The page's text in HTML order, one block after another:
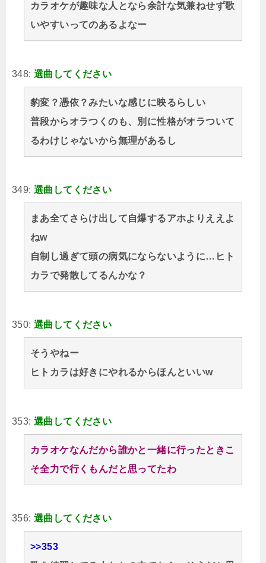
カラオケが趣味な人となら余計な気兼ねせず歌
いやすいってのあるよなー
348: 選曲してください
豹変？憑依？みたいな感じに映るらしい
普段からオラつくのも、別に性格がオラついて
るわけじゃないから無理があるし
349: 選曲してください
まあ全てさらけ出して自爆するアホよりええよ
ねw
自制し過ぎて頭の病気にならないように…ヒト
カラで発散してるんかな？
350: 選曲してください
そうやねー
ヒトカラは好きにやれるからほんといいw
353: 選曲してください
カラオケなんだから誰かと一緒に行ったときこ
そ全力で行くもんだと思ってたわ
356: 選曲してください
>>353